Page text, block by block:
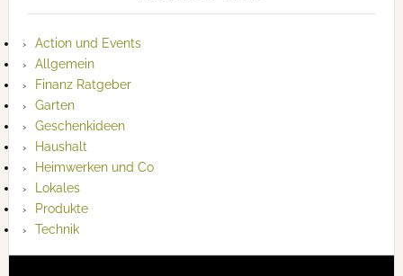
Action und Events
Allgemein
Finanz Ratgeber
Garten
Geschenkideen
Haushalt
Heimwerken und Co
Lokales
Produkte
Technik